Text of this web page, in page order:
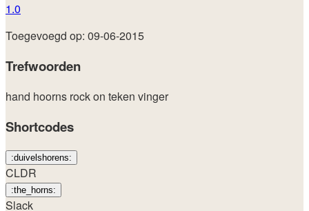
1.0
Toegevoegd op: 09-06-2015
Trefwoorden
hand hoorns rock on teken vinger
Shortcodes
:duivelshorens:
CLDR
:the_horns:
Slack